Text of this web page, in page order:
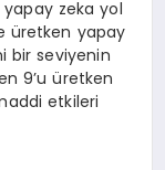
yapay zeka yol
üretken yapay
bir seviyenin
9’u üretken
etkileri